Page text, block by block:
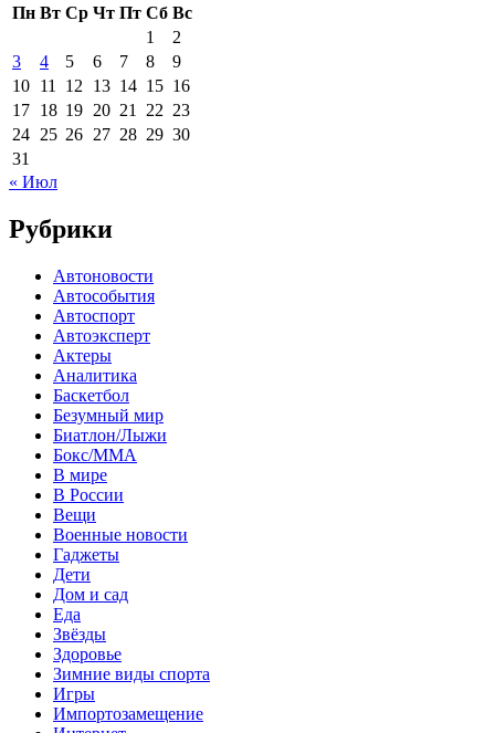
Пн Вт Ср Чт Пт Сб Вс
1
2
3
4 5 6 7 8
9
10 11 12 13 14 15 16
17 18 19 20 21 22 23
24 25 26 27 28 29 30
31
« Июл
Рубрики
Автоновости
Автособытия
Автоспорт
Автоэксперт
Актеры
Аналитика
Баскетбол
Безумный мир
Биатлон/Лыжи
Бокс/MMA
В мире
В России
Вещи
Военные новости
Гаджеты
Дети
Дом и сад
Еда
Звёзды
Здоровье
Зимние виды спорта
Игры
Импортозамещение